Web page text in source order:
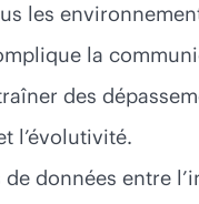
les
la
des
l’évolutivité.
données entre